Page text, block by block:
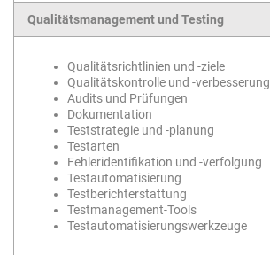
Qualitätsmanagement und Testing
Qualitätsrichtlinien und -ziele
Qualitätskontrolle und -verbesserung
Audits und Prüfungen
Dokumentation
Teststrategie und -planung
Testarten
Fehleridentifikation und -verfolgung
Testautomatisierung
Testberichterstattung
Testmanagement-Tools
Testautomatisierungswerkzeuge